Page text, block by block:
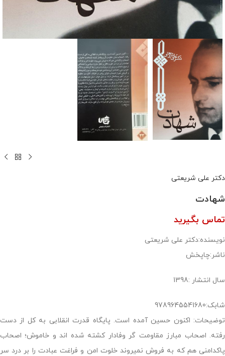
دکتر علی شریعتی
شهادت
تماس بگیرید
نویسنده:دکتر علی شریعتی
ناشر:چاپخش
سال انتشار :1398
شابک:9789645541680
توضیحات: اکنون حسین آمده است. پایگاه قدرت انقلابی به کل از دست
رفته. اصحاب مبارز مقاومت گر وفادار کشته شده اند و خاموش؛ اصحاب
پاکدامنی هم که به فروش نمیروند خلوت امن و فراغت عبادت را بر درد سر